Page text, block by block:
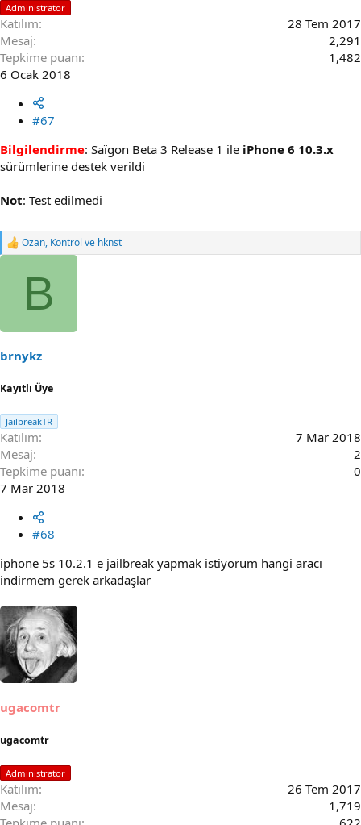
Administrator
Katılım
28 Tem 2017
Mesaj
2,291
Tepkime puanı
1,482
6 Ocak 2018
#67
Bilgilendirme: Saïgon Beta 3 Release 1 ile iPhone 6 10.3.x
sürümlerine destek verildi
Not: Test edilmedi
R
:
Ozan, Kontrol ve hknst
B
brnykz
Kayıtlı Üye
JailbreakTR
Katılım
7 Mar 2018
Mesaj
2
Tepkime puanı
0
7 Mar 2018
#68
iphone 5s 10.2.1 e jailbreak yapmak istiyorum hangi aracı
indirmem gerek arkadaşlar
ugacomtr
ugacomtr
Administrator
Katılım
26 Tem 2017
Mesaj
1,719